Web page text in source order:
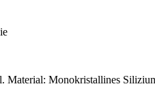
Monokristallines